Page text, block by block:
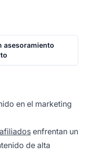
asesoramiento
en el marketing
enfrentan un
de alta